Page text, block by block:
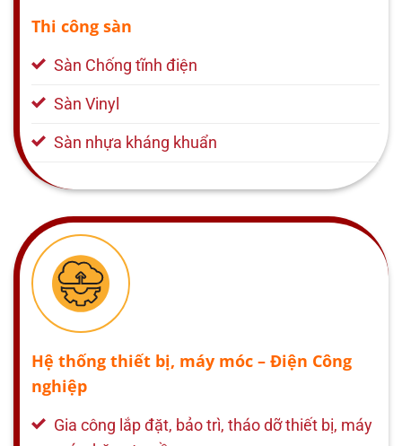
Thi công sàn
Sàn Chống tĩnh điện
Sàn Vinyl
Sàn nhựa kháng khuẩn
Hệ thống thiết bị, máy móc – Điện Công
nghiệp
Gia công lắp đặt, bảo trì, tháo dỡ thiết bị, máy